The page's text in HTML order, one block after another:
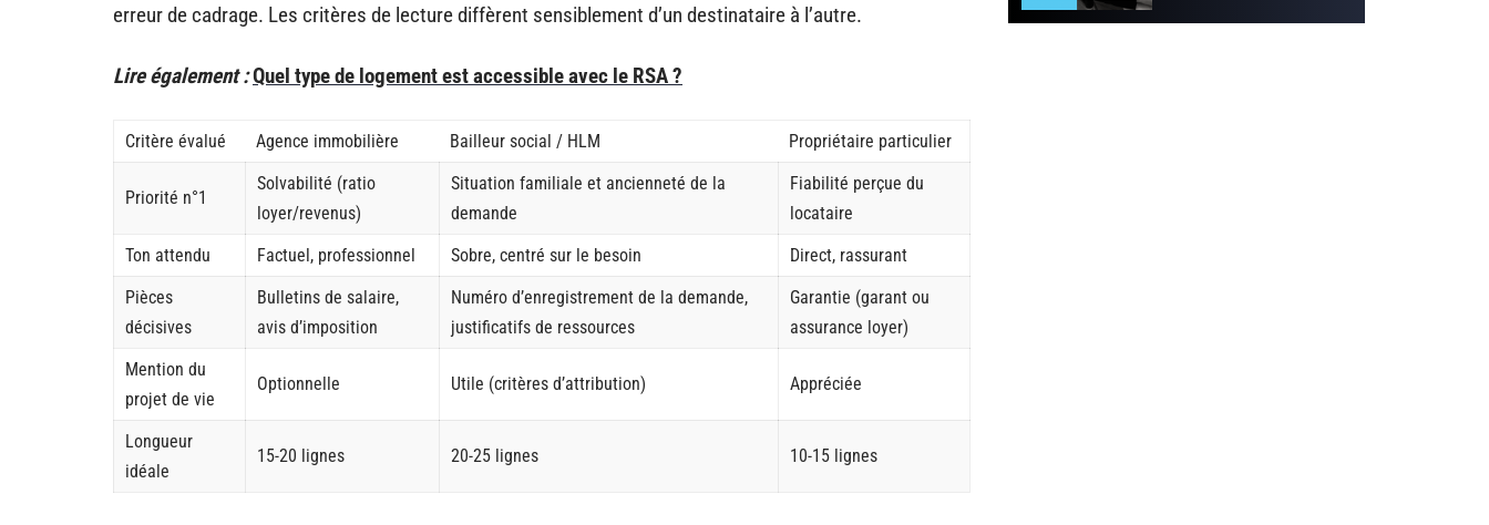
erreur de cadrage. Les critères de lecture diffèrent sensiblement d’un destinataire à l’autre.
Lire également :Quel type de logement est accessible avec le RSA ?
Critère évalué Agence immobilière Bailleur social / HLM Propriétaire particulier
Priorité n°1
Solvabilité (ratio
loyer/revenus)
Situation familiale et ancienneté de la
demande
Fiabilité perçue du
locataire
Ton attendu
Factuel, professionnel Sobre, centré sur le besoin
Direct, rassurant
Pièces
décisives
Bulletins de salaire,
avis d’imposition
Numéro d’enregistrement de la demande,
justificatifs de ressources
Garantie (garant ou
assurance loyer)
Mention du
projet de vie
Optionnelle Utile (critères d’attribution) Appréciée
Longueur
idéale
15-20 lignes 20-25 lignes 10-15 lignes